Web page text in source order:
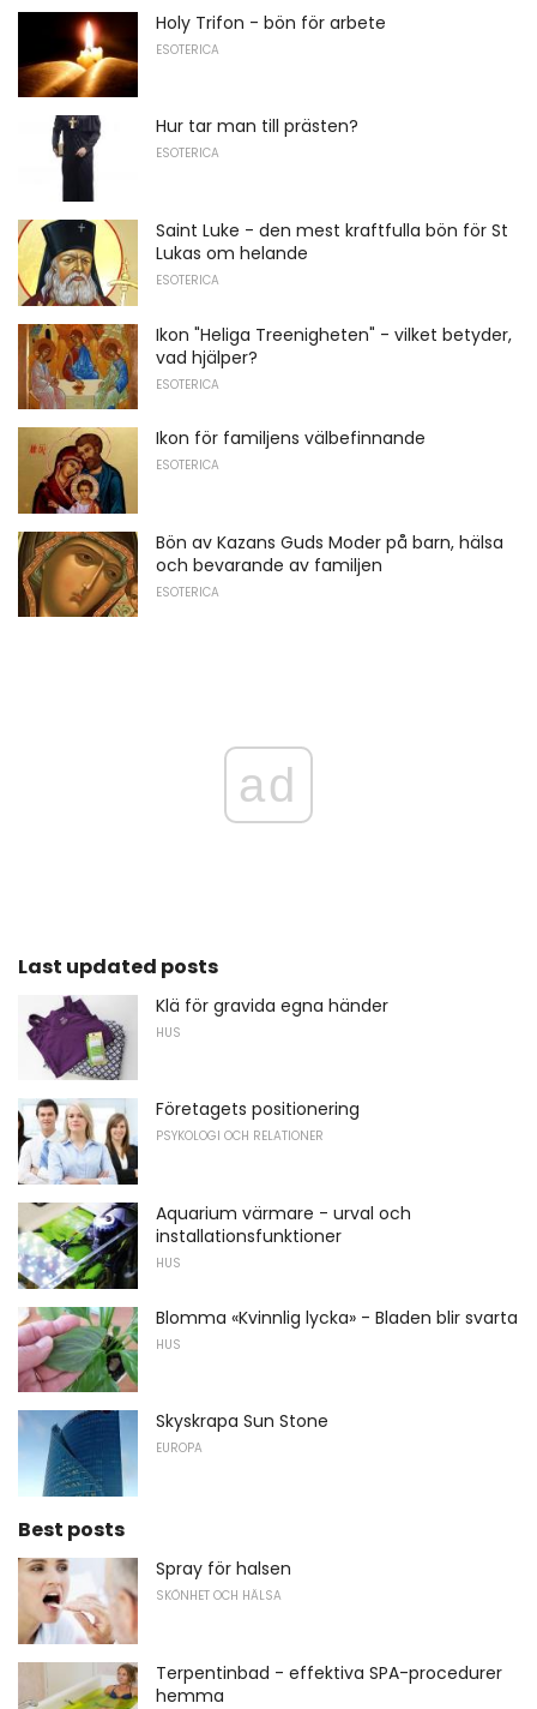
Holy Trifon - bön för arbete
ESOTERICA
Hur tar man till prästen?
ESOTERICA
Saint Luke - den mest kraftfulla bön för St
Lukas om helande
ESOTERICA
Ikon "Heliga Treenigheten" - vilket betyder,
vad hjälper?
ESOTERICA
Ikon för familjens välbefinnande
ESOTERICA
Bön av Kazans Guds Moder på barn, hälsa
och bevarande av familjen
ESOTERICA
ad
Last updated posts
Klä för gravida egna händer
HUS
Företagets positionering
PSYKOLOGI OCH RELATIONER
Aquarium värmare - urval och
installationsfunktioner
HUS
Blomma «Kvinnlig lycka» - Bladen blir svarta
HUS
Skyskrapa Sun Stone
EUROPA
Best posts
Spray för halsen
SKÖNHET OCH HÄLSA
Terpentinbad - effektiva SPA-procedurer
hemma